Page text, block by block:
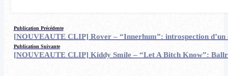
Publication Précédente
[NOUVEAUTE CLIP] Rover – “Innerhum”: introspection d’un
Publication Suivante
[NOUVEAUTE CLIP] Kiddy Smile – “Let A Bitch Know”: